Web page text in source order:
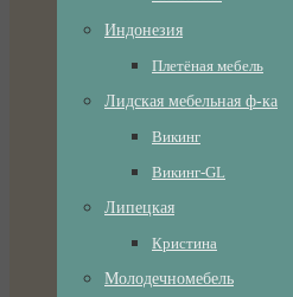
Индонезия
Плетёная мебель
Лидская мебельная ф-ка
Викинг
Викинг-GL
Липецкая
Кристина
Молодечномебель